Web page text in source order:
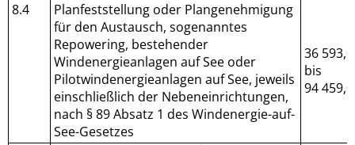
8.4
Planfeststellung oder Plangenehmigung
für den Austausch, sogenanntes
Repowering, bestehender
Windenergieanlagen auf See oder
Pilotwindenergieanlagen auf See, jeweils
einschließlich der Nebeneinrichtungen,
nach § 89 Absatz 1 des Windenergie-auf-
See-Gesetzes
36
bis
94